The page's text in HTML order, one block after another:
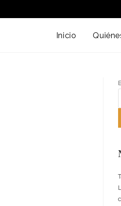
Inicio